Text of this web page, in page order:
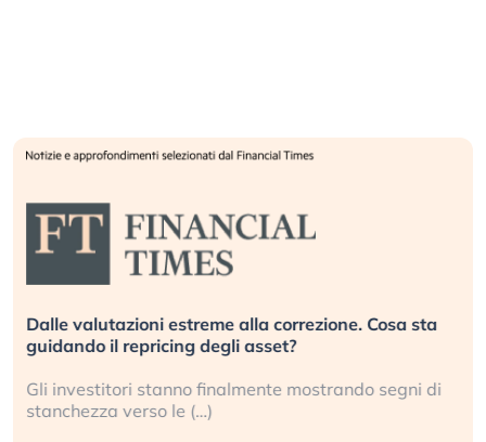
Dalle valutazioni estreme alla correzione. Cosa sta
guidando il repricing degli asset?
Gli investitori stanno finalmente mostrando segni di
stanchezza verso le (…)